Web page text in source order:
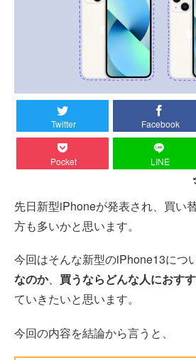
Twitter Facebook
Pocket LINE
先日新型iPhoneが発表され、買い
方も多いかと思います。
今回はそんな新型のiPhone13につい
なのか、 買うならどんな人におす
ていきたいと思います。
今回の内容を結論から言うと、